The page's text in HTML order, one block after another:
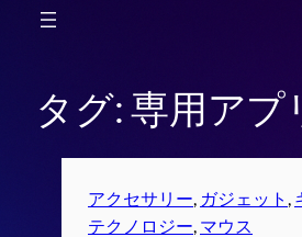
タグ:専用アプ
アクセサリー ガジェット
テクノロジー マウス